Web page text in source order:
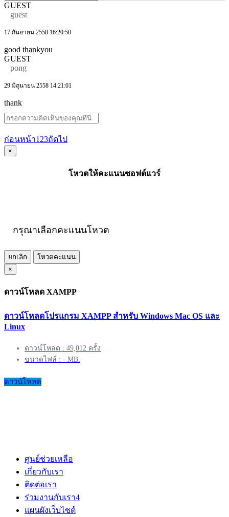
GUEST
guest
17 กันยายน 2558 16:20:50
good thankyou
GUEST
pong
29 มิถุนายน 2558 14:21:01
thank
ก่อนหน้า1 23ถัดไป
×
โหวตให้คะแนนซอฟต์แวร์
กรุณาเลือกคะแนนโหวต
ยกเลิก
โหวตคะแนน
×
ดาวน์โหลด XAMPP
ดาวน์โหลดโปรแกรม XAMPP สำหรับ Windows Mac OS และ
Linux
ดาวน์โหลด : 49,012 ครั้ง
ขนาดไฟล์ : - MB.
ดาวน์โหลด
ศูนย์ช่วยเหลือ
เกี่ยวกับเรา
ติดต่อเรา
ร่วมงานกับเรา4
แผนผังเว็บไซต์